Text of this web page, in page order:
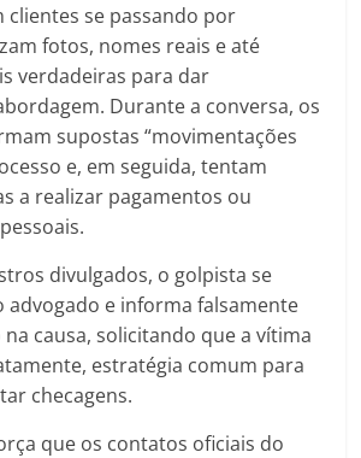
clientes se passando por
fotos, nomes reais e até
verdadeiras para dar
Durante a conversa, os
supostas “movimentações
e, em seguida, tentam
a realizar pagamentos ou
divulgados, o golpista se
advogado e informa falsamente
causa, solicitando que a vítima
estratégia comum para
checagens.
que os contatos oficiais do